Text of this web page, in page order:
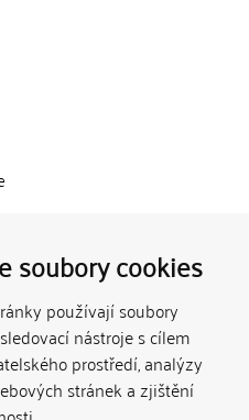
soubory cookies
používají soubory
nástroje s cílem
prostředí, analýzy
stránek a zjištění